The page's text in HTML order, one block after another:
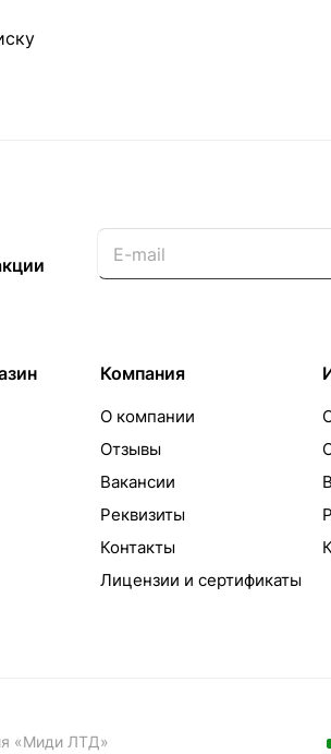
Компания
О компании
Отзывы
Вакансии
Реквизиты
Контакты
Лицензии и сертификаты
«Миди ЛТД»